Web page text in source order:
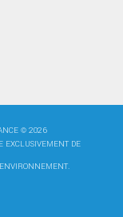
© 2026
EXCLUSIVEMENT DE